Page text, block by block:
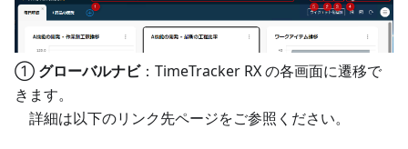
① グローバルナビ：TimeTracker RX の各画面に遷移で
きます。
詳細は以下のリンク先ページをご参照ください。